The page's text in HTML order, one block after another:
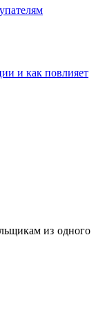
и как повлияет
из одного